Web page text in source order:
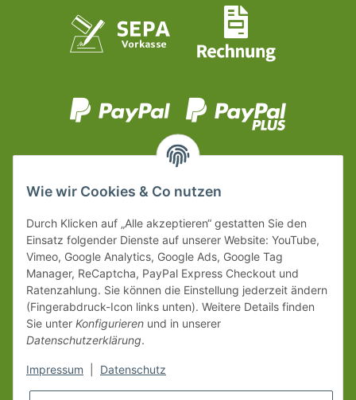
Wie wir Cookies & Co nutzen
Durch Klicken auf „Alle akzeptieren“ gestatten Sie den
Einsatz folgender Dienste auf unserer Website: YouTube,
Vimeo, Google Analytics, Google Ads, Google Tag
Manager, ReCaptcha, PayPal Express Checkout und
Ratenzahlung. Sie können die Einstellung jederzeit ändern
(Fingerabdruck-Icon links unten). Weitere Details finden
Sie unter Konfigurieren und in unserer
Datenschutzerklärung.
Impressum Datenschutz